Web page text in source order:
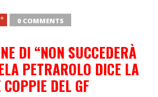
0 COMMENTS
DI “NON SUCCEDERÀ
PETRAROLO DICE LA
DEL GF